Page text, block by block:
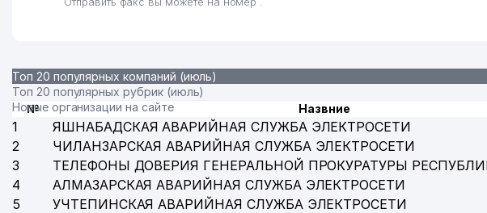
O'Z-BOGERO ЧП
34 ВОСТОЧНЫЙ УНИВЕРСИТЕТ
35 KRON TELEKOM NETVORK ЧП
ГАБУРОВ ЕВГЕНИЙ МИХАЙЛОВИЧ ИндП
ADLEKS-ADVOKAT АДВОКАТСКАЯ ФИРМА
PASSTRANS MEDIA ООО
Топ 20 популярных компаний (июль)
Топ 20 популярных рубрик (июль)
Новые организации на сайте
№ Назвние
1 ЯШНАБАДСКАЯ АВАРИЙНАЯ СЛУЖБА ЭЛЕКТРОСЕТИ
2
ЧИЛАНЗАРСКАЯ АВАРИЙНАЯ СЛУЖБА ЭЛЕКТРОСЕТИ
3
ТЕЛЕФОНЫ ДОВЕРИЯ ГЕНЕРАЛЬНОЙ ПРОКУРАТУРЫ
4
АЛМАЗАРСКАЯ АВАРИЙНАЯ СЛУЖБА ЭЛЕКТРОСЕТИ
5
УЧТЕПИНСКАЯ АВАРИЙНАЯ СЛУЖБА ЭЛЕКТРОСЕТИ